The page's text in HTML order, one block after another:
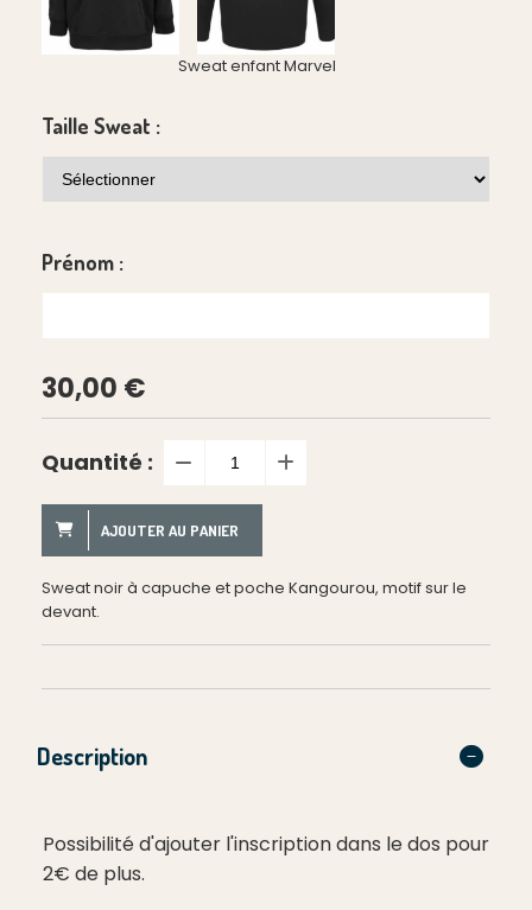
Sweat enfant Marvel
Taille Sweat :
Prénom :
30,00 €
Quantité :
AJOUTER AU PANIER
Sweat noir à capuche et poche Kangourou, motif sur le
devant.
Description
Possibilité d'ajouter l'inscription dans le dos pour
2€ de plus.